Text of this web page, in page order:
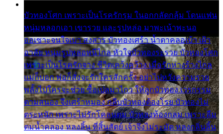
บัวทองโศก เพราะเป็นโรครักรุม ในอกกลัดกลุ้ม โดนแฟน
หนุ่มหลอกเอา เขารวย และรูปหล่อ มาพะเน้าพะนอ
ออเซาะจนใจเบา สงสาร บัวทองเศร้า น้ำตาคลอเบ้า เฝ้า
อาลัย หนุ่มรูปหล่อหนีไกล หัวใจบัวทองระรวย บัวทองโศก
เพราะเป็นโรครักจาง ชีวิตเคว้งคว้าง เมื่อรักห่างร้างไกล
แม่ก็บอก พ่อก็สั่งจะรักใครสักครั้ง อย่าไปหวังความรวย
พลั้งไปใครจะช่วย ซื้อเปลมาไกว ให้ลูกบัวทอง เวรกรรม
ตามสนอง จึงเศร้าหมอง กลีบบัวทองต้องโรย บัวทองไม่
ตระหนัก เพราะไม่รักโคลนตม บัวทองท้องกลม เพราะลืม
ตมน้ำคลอง หลงลิ้น ที่สิ้นสัตย์ เจ้าจึงไม่ระมัด หลงกลิ่นลิ้น